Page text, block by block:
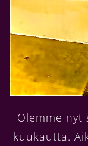
Olemme nyt
kuukautta.